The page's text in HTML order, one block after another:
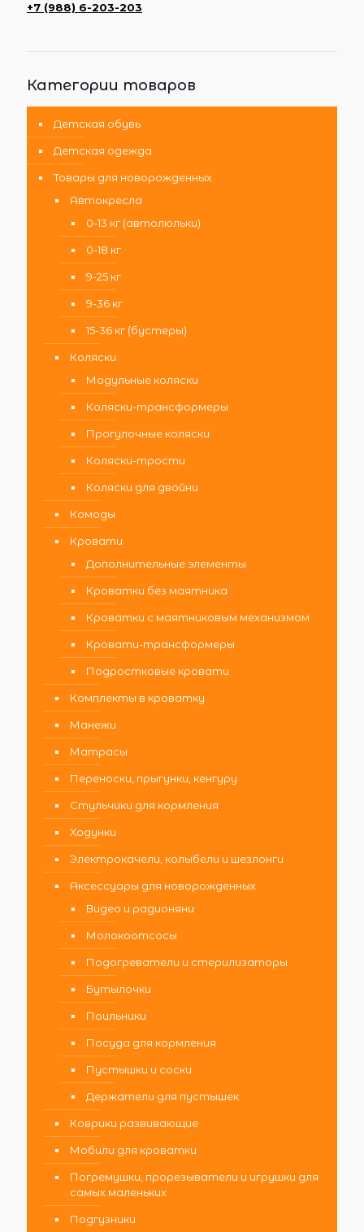
+7 (988) 6-203-203
Категории товаров
Детская обувь
Детская одежда
Товары для новорожденных
Автокресла
0-13 кг (автолюльки)
0-18 кг
9-25 кг
9-36 кг
15-36 кг (бустеры)
Коляски
Модульные коляски
Коляски-трансформеры
Прогулочные коляски
Коляски-трости
Коляски для двойни
Комоды
Кровати
Дополнительные элементы
Кроватки без маятника
Кроватки с маятниковым механизмом
Кровати-трансформеры
Подростковые кровати
Комплекты в кроватку
Манежи
Матрасы
Переноски, прыгунки, кенгуру
Стульчики для кормления
Ходунки
Электрокачели, колыбели и шезлонги
Аксессуары для новорожденных
Видео и радионяни
Молокоотсосы
Подогреватели и стерилизаторы
Бутылочки
Поильники
Посуда для кормления
Пустышки и соски
Держатели для пустышек
Коврики развивающие
Мобили для кроватки
Погремушки, прорезыватели и игрушки для
самых маленьких
Подгузники